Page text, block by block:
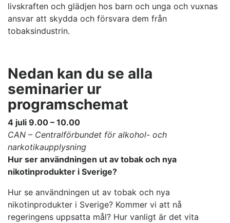
livskraften och glädjen hos barn och unga och vuxnas
ansvar att skydda och försvara dem från
tobaksindustrin.
Nedan kan du se alla
seminarier ur
programschemat
4 juli 9.00 – 10.00
CAN – Centralförbundet för alkohol- och
narkotikaupplysning
Hur ser användningen ut av tobak och nya
nikotinprodukter i Sverige?
Hur se användningen ut av tobak och nya
nikotinprodukter i Sverige? Kommer vi att nå
regeringens uppsatta mål? Hur vanligt är det vita